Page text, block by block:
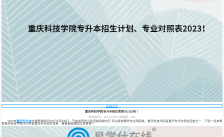
查看全文
重庆科技学院专升本招生简章2023公布！
发布时间：2023/05/04 阅读量：385
2023年重庆专升本志愿填报时间为5月5日到6日，不知道同学们是否都清楚自己可以报考哪些专业和院校。重庆科技学院是重庆专升本招生院校之一，下面一起来看
看重庆科技学院2023年普通专升本招生简章，看看都有哪些注意事项？